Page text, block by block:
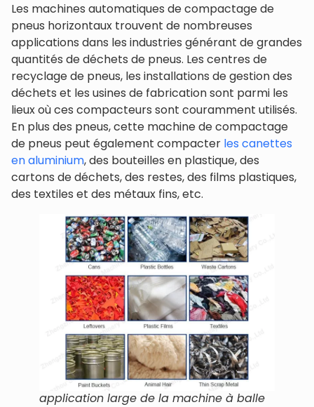
Les machines automatiques de compactage de
pneus horizontaux trouvent de nombreuses
applications dans les industries générant de grandes
quantités de déchets de pneus. Les centres de
recyclage de pneus, les installations de gestion des
déchets et les usines de fabrication sont parmi les
lieux où ces compacteurs sont couramment utilisés.
En plus des pneus, cette machine de compactage
de pneus peut également compacter les canettes
en aluminium, des bouteilles en plastique, des
cartons de déchets, des restes, des films plastiques,
des textiles et des métaux fins, etc.
application large de la machine à balle